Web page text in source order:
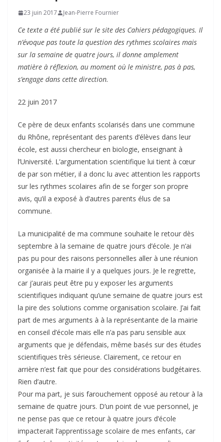
23 juin 2017 Jean-Pierre Fournier
Ce texte a été publié sur le site des Cahiers pédagogiques. Il
n’évoque pas toute la question des rythmes scolaires mais
sur la semaine de quatre jours, il donne amplement
matière à réflexion, au moment où le ministre, pas à pas,
s’engage dans cette direction.
22 juin 2017
Ce père de deux enfants scolarisés dans une commune
du Rhône, représentant des parents d’élèves dans leur
école, est aussi chercheur en biologie, enseignant à
l’Université. L’argumentation scientifique lui tient à cœur
de par son métier, il a donc lu avec attention les rapports
sur les rythmes scolaires afin de se forger son propre
avis, qu’il a exposé à d’autres parents élus de sa
commune.
La municipalité de ma commune souhaite le retour dès
septembre à la semaine de quatre jours d’école. Je n’ai
pas pu pour des raisons personnelles aller à une réunion
organisée à la mairie il y a quelques jours. Je le regrette,
car j’aurais peut être pu y exposer les arguments
scientifiques indiquant qu’une semaine de quatre jours est
la pire des solutions comme organisation scolaire. J’ai fait
part de mes arguments à à la représentante de la mairie
en conseil d’école mais elle n’a pas paru sensible aux
arguments que je défendais, même basés sur des études
scientifiques très sérieuse. Clairement, ce retour en
arrière n’est fait que pour des considérations budgétaires.
Rien d’autre.
Pour ma part, je suis farouchement opposé au retour à la
semaine de quatre jours. D’un point de vue personnel, je
ne pense pas que ce retour à quatre jours d’école
impacterait l’apprentissage scolaire de mes enfants, car